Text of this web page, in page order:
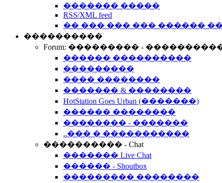
������� �����
RSS/XML feed
�� ��� ��� ��� ������
����������
Forum: ��������� -
������ ����������
���������
���� ��������
������� & ��������
HotStation Goes Urban (�������)
������ ��������
�������� - �������
..��� � �����������
���������� - Chat
������� Live Chat
������ - Shoutbox
��������� ��������